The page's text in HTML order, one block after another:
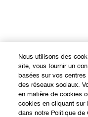
Expérience en ligne
Points de Vente
Nous utilisons des
site, vous fournir un
basées sur vos
des réseaux sociaux.
en matière de cookies
cookies en cliquant sur
dans notre Politique de